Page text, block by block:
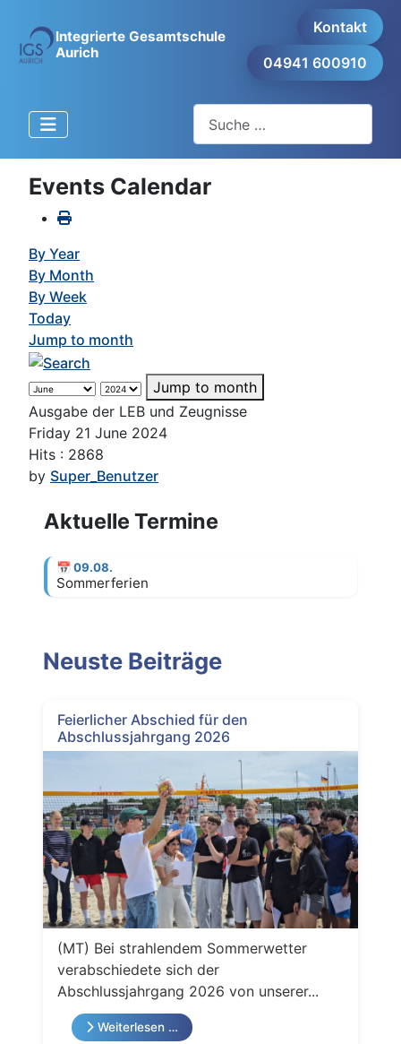
Integrierte Gesamtschule
Aurich
Kontakt
04941 600910
Events Calendar
By Year
By Month
By Week
Today
Jump to month
Jump to month
Ausgabe der LEB und Zeugnisse
Friday 21 June 2024
Hits : 2868
by Super_Benutzer
Aktuelle Termine
📅 09.08.
Sommerferien
Neuste Beiträge
Feierlicher Abschied für den
Abschlussjahrgang 2026
(MT) Bei strahlendem Sommerwetter
verabschiedete sich der
Abschlussjahrgang 2026 von unserer...
Weiterlesen …